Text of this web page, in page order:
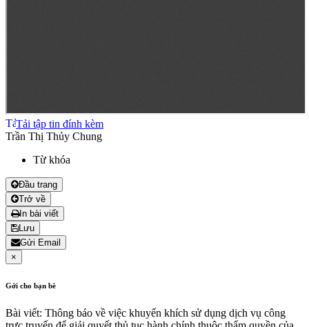
Tải tập tin đính kèm
Trần Thị Thủy Chung
Từ khóa
Đầu trang
Trở về
In bài viết
Lưu
Gửi Email
×
Gởi cho bạn bè
Bài viết: Thông báo về việc khuyến khích sử dụng dịch vụ công